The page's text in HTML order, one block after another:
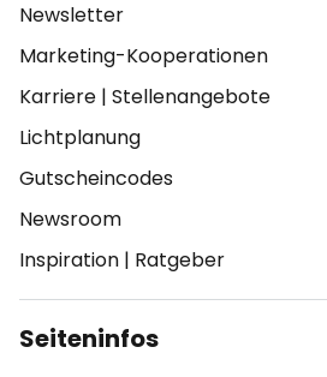
Newsletter
Marketing-Kooperationen
Karriere | Stellenangebote
Lichtplanung
Gutscheincodes
Newsroom
Inspiration | Ratgeber
Seiteninfos